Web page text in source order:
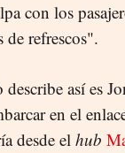
con los
refrescos".
así es
en el
desde elhub